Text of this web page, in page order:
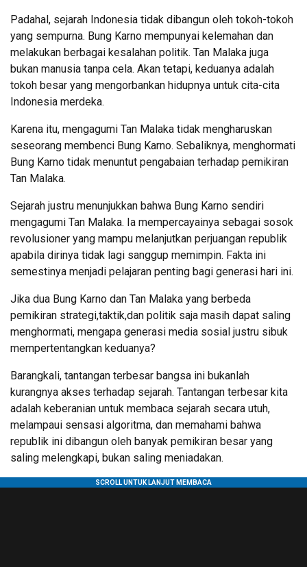
Padahal, sejarah Indonesia tidak dibangun oleh tokoh-tokoh
yang sempurna. Bung Karno mempunyai kelemahan dan
melakukan berbagai kesalahan politik. Tan Malaka juga
bukan manusia tanpa cela. Akan tetapi, keduanya adalah
tokoh besar yang mengorbankan hidupnya untuk cita-cita
Indonesia merdeka.
Karena itu, mengagumi Tan Malaka tidak mengharuskan
seseorang membenci Bung Karno. Sebaliknya, menghormati
Bung Karno tidak menuntut pengabaian terhadap pemikiran
Tan Malaka.
Sejarah justru menunjukkan bahwa Bung Karno sendiri
mengagumi Tan Malaka. Ia mempercayainya sebagai sosok
revolusioner yang mampu melanjutkan perjuangan republik
apabila dirinya tidak lagi sanggup memimpin. Fakta ini
semestinya menjadi pelajaran penting bagi generasi hari ini.
Jika dua Bung Karno dan Tan Malaka yang berbeda
pemikiran strategi,taktik,dan politik saja masih dapat saling
menghormati, mengapa generasi media sosial justru sibuk
mempertentangkan keduanya?
Barangkali, tantangan terbesar bangsa ini bukanlah
kurangnya akses terhadap sejarah. Tantangan terbesar kita
adalah keberanian untuk membaca sejarah secara utuh,
melampaui sensasi algoritma, dan memahami bahwa
republik ini dibangun oleh banyak pemikiran besar yang
saling melengkapi, bukan saling meniadakan.